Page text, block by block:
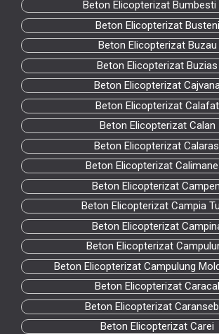
Beton Elicopterizat Bumbesti
Beton Elicopterizat Busteni
Beton Elicopterizat Buzau
Beton Elicopterizat Buzias
Beton Elicopterizat
Beton Elicopterizat Calafat
Beton Elicopterizat Calan
Beton Elicopterizat
Beton Elicopterizat
Beton Elicopterizat
Beton Elicopterizat Campia
Beton Elicopterizat
Beton Elicopterizat
Beton Elicopterizat Campulung
Beton Elicopterizat Caracal
Beton Elicopterizat
Beton Elicopterizat Carei